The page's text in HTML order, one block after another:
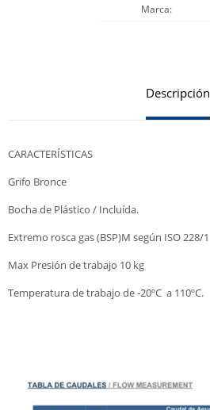
Marca
Descripción
CARACTERÍSTICAS
Grifo Bronce
Bocha de Plástico / Incluída.
Extremo rosca gas (BSP)M según ISO 228/1
Max Presión de trabajo 10 kg
Temperatura de trabajo de -20ºC a 110ºC.